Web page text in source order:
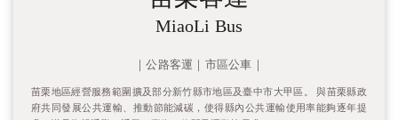
MiaoLi Bus
｜公路客運｜市區公車｜
苗栗地區經營服務範圍擴及部分新竹縣市地區及臺中市大甲區。 與苗栗縣政
府共同發展公共運輸、推動節能減碳，使得縣內公共運輸使用率能夠逐年提